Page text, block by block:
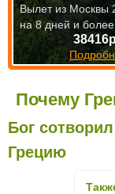
Почему
Бог
Грецию
Вылет из Москвы
на 8 дней и более